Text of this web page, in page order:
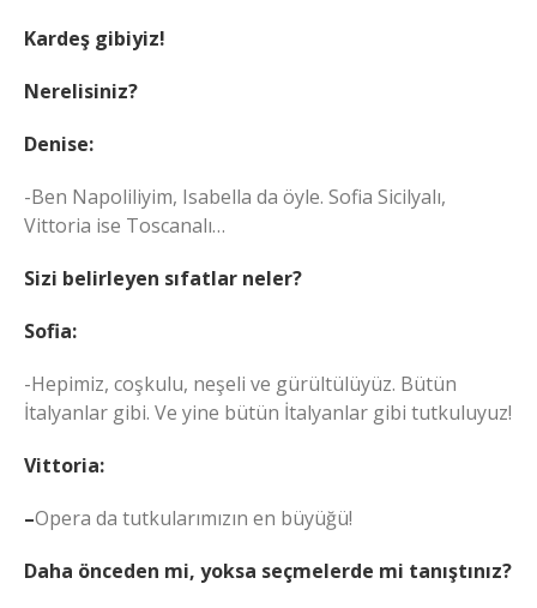
Kardeş gibiyiz!
Nerelisiniz?
Denise:
-Ben Napoliliyim, Isabella da öyle. Sofia Sicilyalı,
Vittoria ise Toscanalı…
Sizi belirleyen sıfatlar neler?
Sofia:
-Hepimiz, coşkulu, neşeli ve gürültülüyüz. Bütün
İtalyanlar gibi. Ve yine bütün İtalyanlar gibi tutkuluyuz!
Vittoria:
–Opera da tutkularımızın en büyüğü!
Daha önceden mi, yoksa seçmelerde mi tanıştınız?